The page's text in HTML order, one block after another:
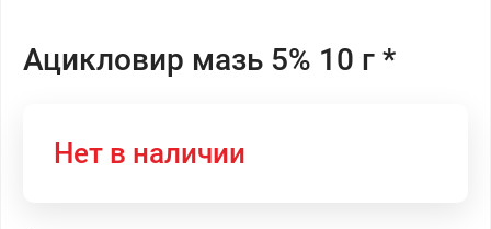
Ацикловир мазь 5% 10 г *
Нет в наличии